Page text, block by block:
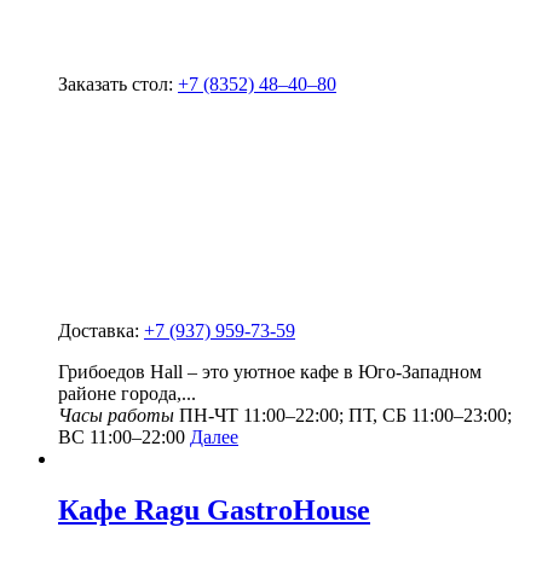
Заказать стол: +7 (8352) 48‒40‒80
Доставка: +7 (937) 959-73-59
Грибоедов Hall – это уютное кафе в Юго-Западном
районе города,...
Часы работы ПН-ЧТ 11:00–22:00; ПТ, СБ 11:00–23:00;
ВС 11:00–22:00 Далее
Кафе Ragu GastroHouse